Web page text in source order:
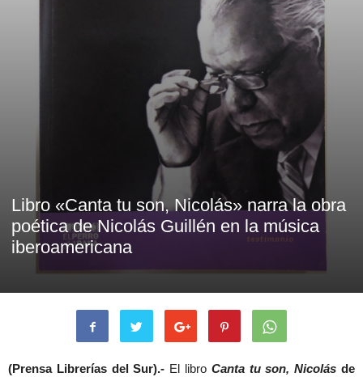
Libro «Canta tu son, Nicolás» narra la obra
poética de Nicolás Guillén en la música
iberoamericana
(Prensa Librerías del Sur).- El libro Canta tu son, Nicolás de